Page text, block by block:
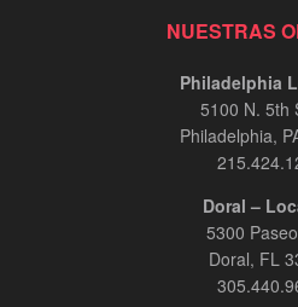
NUESTRAS
Philadelphia
5100 N. 5th
Philadelphia,
Doral –
5300
Doral, FL